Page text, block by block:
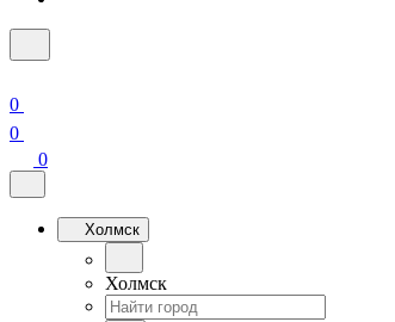
0
0
0
Холмск
Холмск